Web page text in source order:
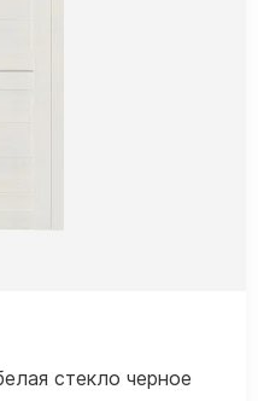
стекло черное